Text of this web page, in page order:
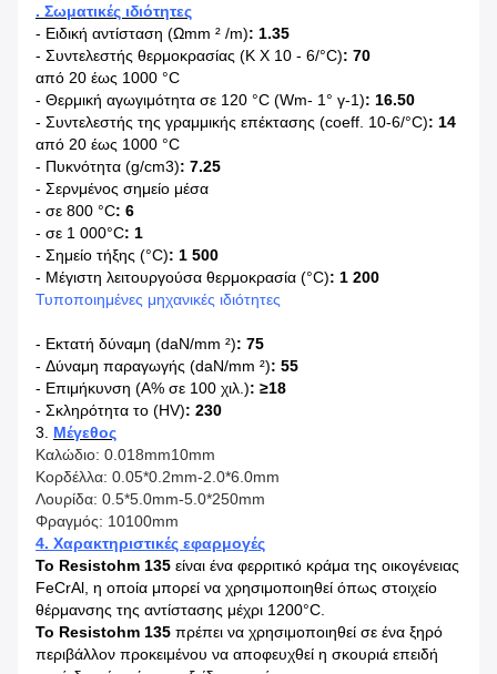
. Σωματικές ιδιότητες
- Ειδική αντίσταση (Ωmm ² /m): 1.35
- Συντελεστής θερμοκρασίας (Κ Χ 10 - 6/°C): 70
από 20 έως 1000 °C
- Θερμική αγωγιμότητα σε 120 °C (Wm- 1° γ-1): 16.50
- Συντελεστής της γραμμικής επέκτασης (coeff. 10-6/°C): 14
από 20 έως 1000 °C
- Πυκνότητα (g/cm3): 7.25
- Σερνμένος σημείο μέσα
- σε 800 °C: 6
- σε 1 000°C: 1
- Σημείο τήξης (°C): 1 500
- Μέγιστη λειτουργούσα θερμοκρασία (°C): 1 200
Τυποποιημένες μηχανικές ιδιότητες
- Εκτατή δύναμη (daN/mm ²): 75
- Δύναμη παραγωγής (daN/mm ²): 55
- Επιμήκυνση (A% σε 100 χιλ.): ≥18
- Σκληρότητα το (HV): 230
3. Μέγεθος
Καλώδιο: 0.018mm10mm
Κορδέλλα: 0.05*0.2mm-2.0*6.0mm
Λουρίδα: 0.5*5.0mm-5.0*250mm
Φραγμός: 10100mm
4. Χαρακτηριστικές εφαρμογές
Το Resistohm 135 είναι ένα φερριτικό κράμα της οικογένειας
FeCrAl, η οποία μπορεί να χρησιμοποιηθεί όπως στοιχείο
θέρμανσης της αντίστασης μέχρι 1200°C.
Το Resistohm 135 πρέπει να χρησιμοποιηθεί σε ένα ξηρό
περιβάλλον προκειμένου να αποφευχθεί η σκουριά επειδή